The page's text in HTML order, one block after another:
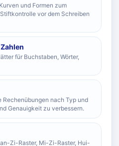
und Formen zum
vor dem Schreiben
für Buchstaben, Wörter,
Rechenübungen nach Typ und
Genauigkeit zu verbessern.
Zi-Raster, Mi-Zi-Raster, Hui-